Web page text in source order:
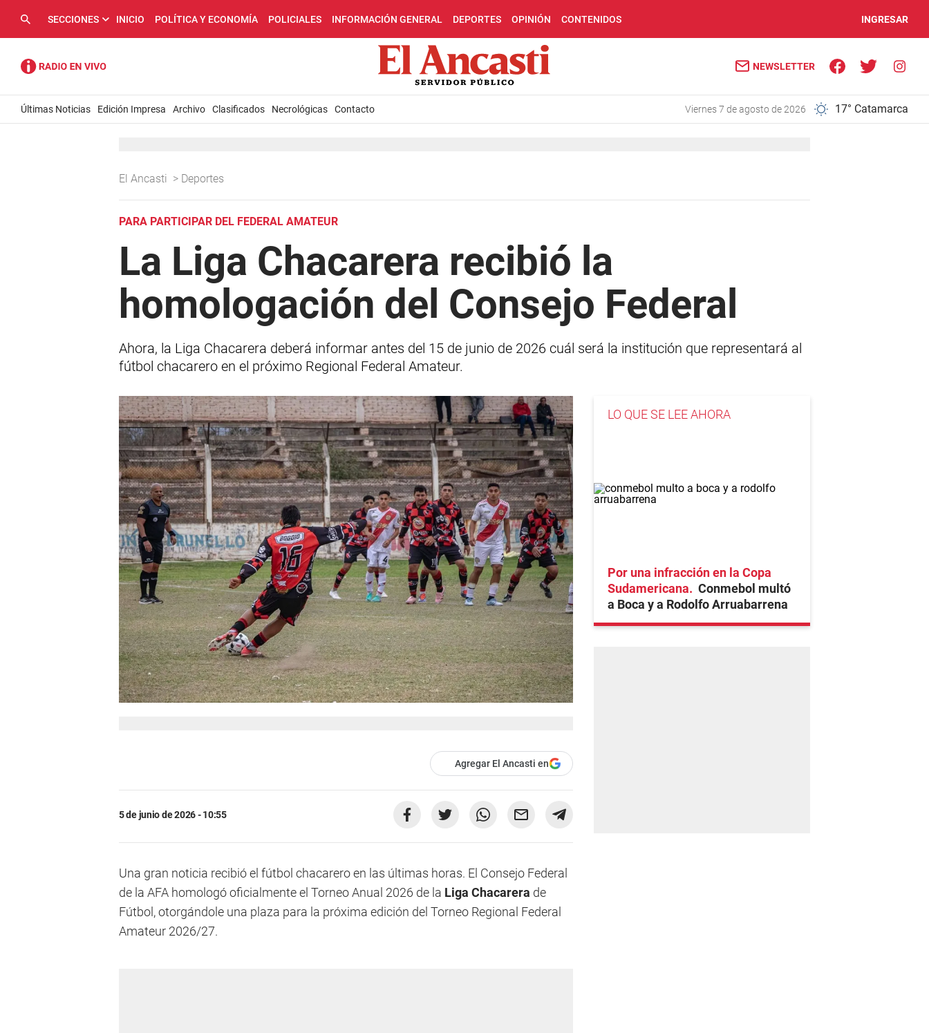
SECCIONES INICIO POLÍTICA Y ECONOMÍA POLICIALES INFORMACIÓN GENERAL DEPORTES OPINIÓN CONTENIDOS INGRESAR
NEWSLETTER
Últimas Noticias Edición Impresa Archivo Clasificados Necrológicas Contacto viernes 7 de agosto de 2026 17° Catamarca
El Ancasti > Deportes
PARA PARTICIPAR DEL FEDERAL AMATEUR
La Liga Chacarera recibió la
homologación del Consejo Federal
Ahora, la Liga Chacarera deberá informar antes del 15 de junio de 2026 cuál será la institución que representará al
fútbol chacarero en el próximo Regional Federal Amateur.
Agregar El Ancasti en
5 de junio de 2026 - 10:55
Una gran noticia recibió el fútbol chacarero en las últimas horas. El Consejo Federal
de la AFA homologó oficialmente el Torneo Anual 2026 de la Liga Chacarera de
Fútbol, otorgándole una plaza para la próxima edición del Torneo Regional Federal
Amateur 2026/27.
LO QUE SE LEE AHORA
Por una infracción en la Copa
Sudamericana
Conmebol multó
a Boca y a Rodolfo Arruabarrena